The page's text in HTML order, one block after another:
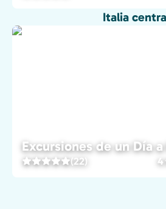
Italia
Excursiones de un Día a
(22) 4